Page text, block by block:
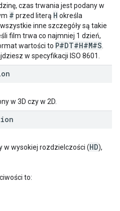
czas trwania jest podany w
# przed literą H określa
inne szczegóły są takie
film trwa co najmniej 1 dzień,
wartości to P#DT#H#M#S
w specyfikacji ISO 8601.
w 3D czy w 2D.
w wysokiej rozdzielczości (HD),
to: